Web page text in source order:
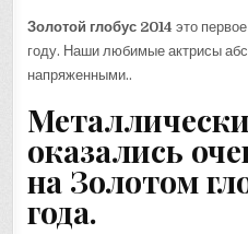
Золотой глобус 2014 это
году. Наши любимые актрисы
напряженными..
оказались
на Золотом
года.